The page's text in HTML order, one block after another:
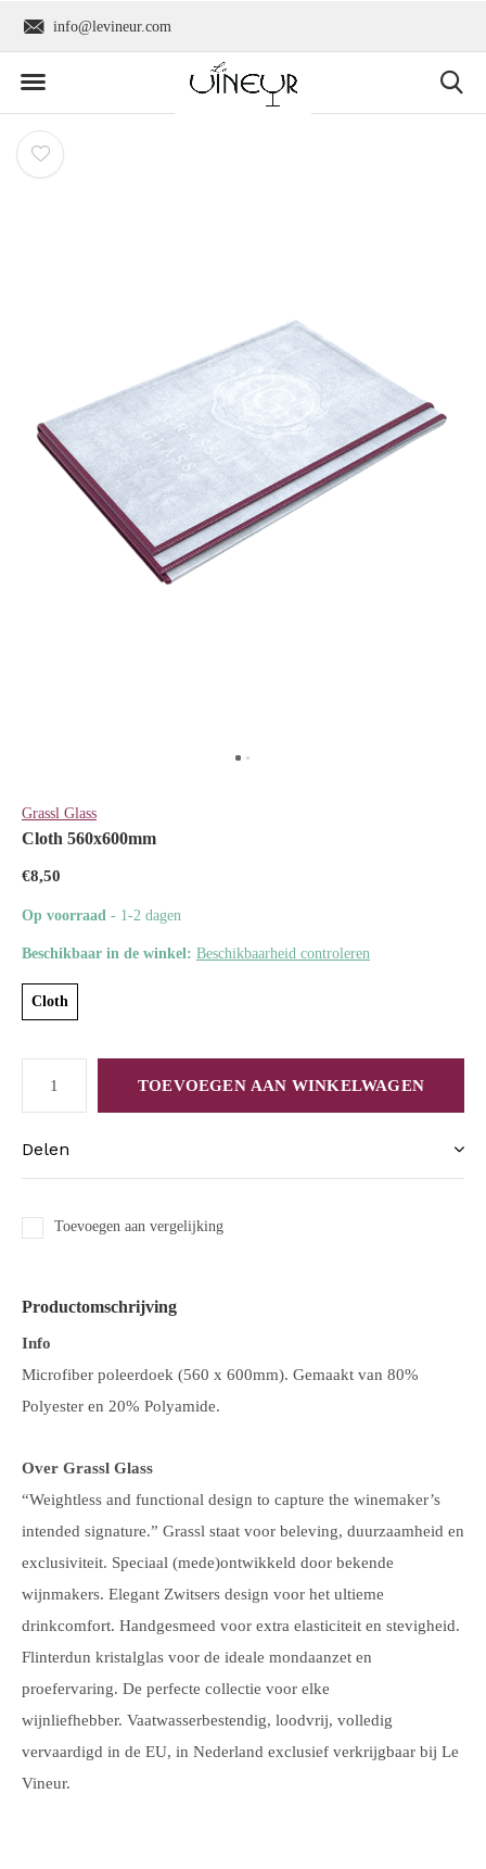
info@levineur.com
Grassl Glass
Cloth 560x600mm
€8,50
Op voorraad - 1-2 dagen
Beschikbaar in de winkel: Beschikbaarheid controleren
Cloth
TOEVOEGEN AAN WINKELWAGEN
Delen
Toevoegen aan vergelijking
Productomschrijving
Info
Microfiber poleerdoek (560 x 600mm). Gemaakt van 80%
Polyester en 20% Polyamide.
Over Grassl Glass
“Weightless and functional design to capture the winemaker’s
intended signature.” Grassl staat voor beleving, duurzaamheid en
exclusiviteit. Speciaal (mede)ontwikkeld door bekende
wijnmakers. Elegant Zwitsers design voor het ultieme
drinkcomfort. Handgesmeed voor extra elasticiteit en stevigheid.
Flinterdun kristalglas voor de ideale mondaanzet en
proefervaring. De perfecte collectie voor elke
wijnliefhebber. Vaatwasserbestendig, loodvrij, volledig
vervaardigd in de EU, in Nederland exclusief verkrijgbaar bij Le
Vineur.